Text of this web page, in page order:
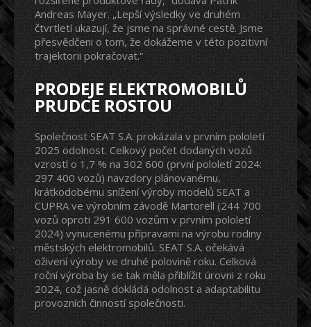
Andreas Mayer. „Lepší výsledky ve druhém
čtvrtletí ukazují, že jsme na správné cestě. Jsme
přesvědčeni o tom, že dokážeme v této pozitivní
trajektorii pokračovat.“
PRODEJE ELEKTROMOBILŮ
PRUDCE ROSTOU
Společnost SEAT S.A. prokázala v prvním pololetí
2025 odolnost. Celkový počet dodaných vozů
vzrostl o 1,7 % na 302 600 (první pololetí 2024:
297 400 vozů) navzdory plánovanému,
krátkodobému snížení výroby modelů SEAT a
CUPRA ve výrobním závodě Martorell (244 700
vozů oproti 291 600 vozům v prvním pololetí
2024) vynucenému přípravami na výrobu rodiny
městských elektromobilů. SEAT S.A. očekává
oživení výroby ve druhé polovině roku. Celková
roční výroba by se tak měla přiblížit úrovni z roku
2024, což jasně dokládá odolnost a adaptabilitu
provozních činností společnosti.